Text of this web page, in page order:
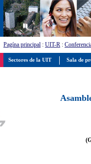
Pagína principal : UIT-R :
Sectores de la UIT Sala de